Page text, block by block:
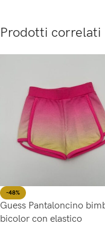
Prodotti correlati
-48%
Guess Pantaloncino
bicolor con elastico